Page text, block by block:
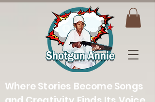
Where Stories Become Songs